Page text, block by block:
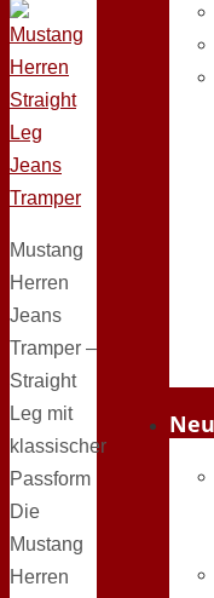
Mustang
Herren
Jeans
Tramper –
Straight
Leg mit
klassischer
Passform
Die
Mustang
Herren